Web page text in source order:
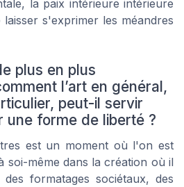
la paix intérieure intérieure
s'exprimer les méandres
plus en plus
l’art en général,
peut-il servir
une forme de liberté ?
est un moment où l'on est
soi-même dans la création où il
formatages sociétaux, des